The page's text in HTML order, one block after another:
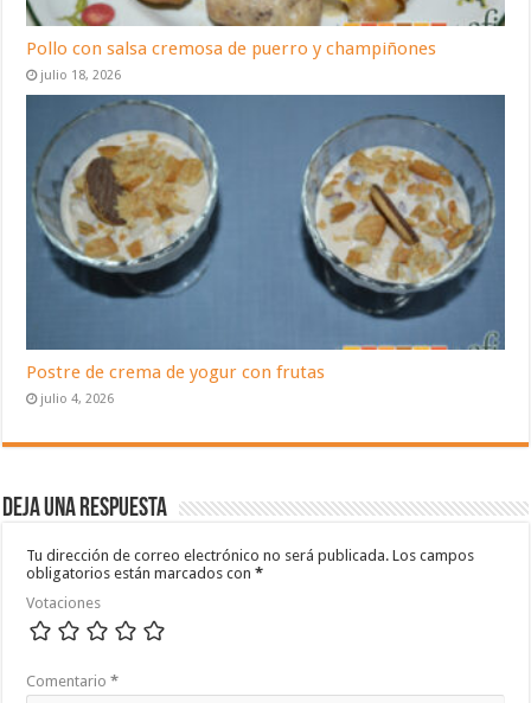
Pollo con salsa cremosa de puerro y champiñones
julio 18, 2026
Postre de crema de yogur con frutas
julio 4, 2026
Deja una respuesta
Tu dirección de correo electrónico no será publicada. Los campos
obligatorios están marcados con*
Votaciones
Comentario*